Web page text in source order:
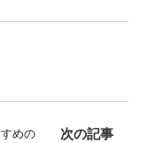
めの
次の記事